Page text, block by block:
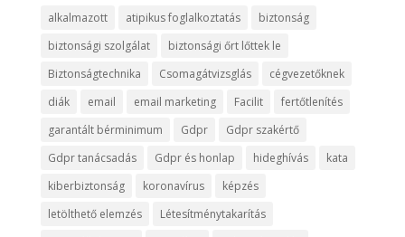
alkalmazott atipikus foglalkoztatás
biztonság
biztonsági szolgálat
biztonsági őrt lőttek le
Biztonságtechnika
Csomagátvizsglás
cégvezetőknek
diák
email email marketing Facilit
fertőtlenítés
garantált bérminimum
Gdpr
Gdpr szakértő
Gdpr tanácsadás
Gdpr és honlap hideghívás
kata
kiberbiztonság
koronavírus
képzés
letölthető elemzés
Létesítménytakarítás